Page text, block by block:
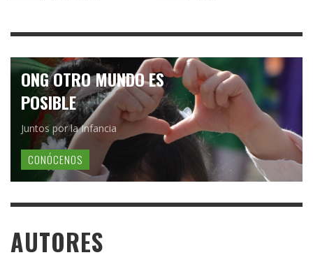
ONG OTRO MUNDO ES
POSIBLE
Juntos por la Infancia
CONÓCENOS
AUTORES